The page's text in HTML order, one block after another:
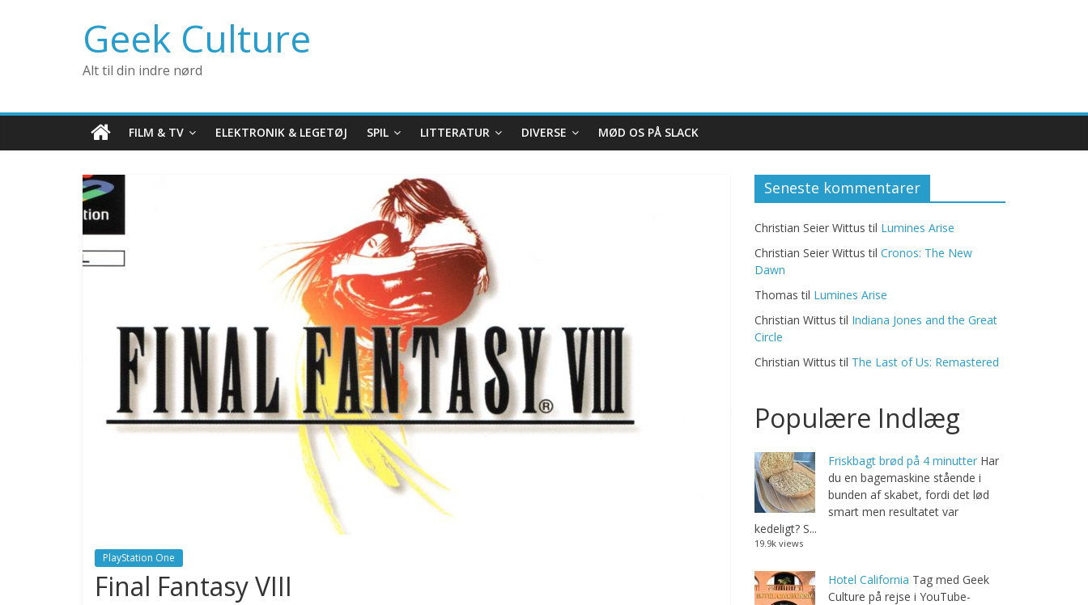
Geek Culture
Alt til din indre nørd
FILM & TV ELEKTRONIK & LEGETØJ SPIL LITTERATUR DIVERSE MØD OS PÅ SLACK
PlayStation One
Final Fantasy VIII
Seneste kommentarer
Christian Seier Wittus til Lumines Arise
Christian Seier Wittus til Cronos: The New
Dawn
Thomas til Lumines Arise
Christian Wittus til Indiana Jones and the Great
Circle
Christian Wittus til The Last of Us: Remastered
Populære Indlæg
Friskbagt brød på 4 minutter Har
du en bagemaskine stående i
bunden af skabet, fordi det lød
smart men resultatet var
kedeligt? S...
19.9k views
Hotel California Tag med Geek
Culture på rejse i YouTube-